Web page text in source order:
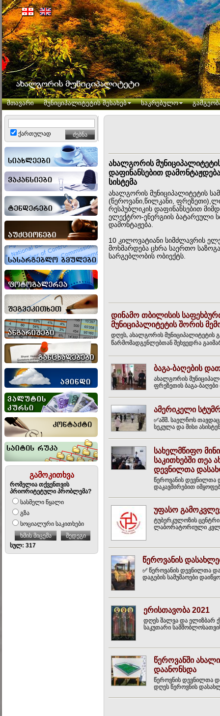
მთავარი მუნიციპალიტეტის შესახებ საკრებულო
ქართულად
გამოკითხვა
რომელია თქვენთვის
პრიორიტეტული პრობლემა?
სასმელი წყალი
გზა
სოციალური საკითხები
ხმის მიცემა
შედეგი
სულ: 317
ახალგორის
დაფინანსებით
სისტემა
ახალგორის მუნიციპალიტეტის
(წეროვანი,წილკანი,
რესპუბლიკის დაფინანსებით
ელექტრო-ენერგიის ბატარეული
დამონტაჟება.
10 კილოვატიანი სიმძლავრის
მოხმარდება ცხრა საერთო
სარგებლობის ობიექტს.
დინამო თბილისის
მუნიციპალიტეტის შორის
დღეს, ახალგორის მუნიციპალიტეტის
წარმომადგენლებთან შეხვედრა
ბაგა-ბაღების
ახალგორის
ფრეზეთის ბაგა-
ამერიკელი
✅აშშ. საელჩოს
სეკულა და მისი
სახელმწიფო
საკითხებში თეა
დევნილთა
წეროვანის დევნილთა
დაკავშირებით
უფასო
ტუბერკულოზის
ლაბორატორიული
წეროვანის
✅ წეროვანის დევნილთა
დაგების სამუშაოები
ერისთავობა 2021
დღეს შალვა და ელიზბარ
საკუთარი
წეროვანში
დაანონსდა
წეროვნის დევნილთა
დღეს წეროვნის